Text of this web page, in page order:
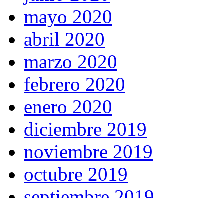
mayo 2020
abril 2020
marzo 2020
febrero 2020
enero 2020
diciembre 2019
noviembre 2019
octubre 2019